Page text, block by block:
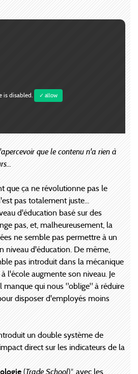
is disabled. ✓ allow
que le contenu n'a rien à
que ça ne révolutionne pas le
pas totalement juste...
d'éducation basé sur des
pas, et, malheureusement, la
ne semble pas permettre à un
niveau d'éducation. De même,
pas introduit dans la mécanique
l'école augmente son niveau. Je
manque qui nous "oblige" à réduire
disposer d'employés moins
un double système de
direct sur les indicateurs de la
(Trade School)* avec les